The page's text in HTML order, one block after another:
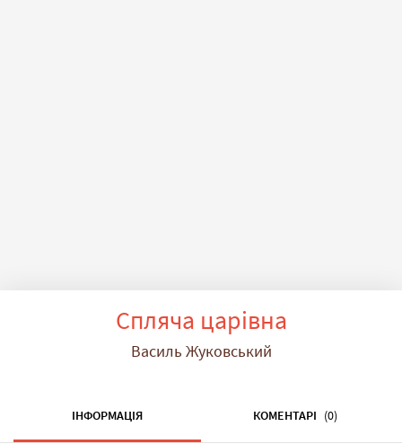
Спляча царівна
Василь Жуковський
ІНФОРМАЦІЯ КОМЕНТАРІ (0)